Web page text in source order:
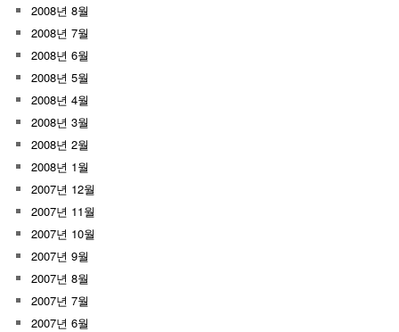
2008년 8월
2008년 7월
2008년 6월
2008년 5월
2008년 4월
2008년 3월
2008년 2월
2008년 1월
2007년 12월
2007년 11월
2007년 10월
2007년 9월
2007년 8월
2007년 7월
2007년 6월